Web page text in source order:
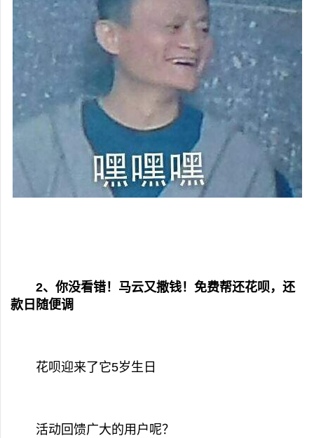
2、你没看错！马云又撒钱！免费帮还花呗，还
款日随便调
花呗迎来了它5岁生日
活动回馈广大的用户呢？